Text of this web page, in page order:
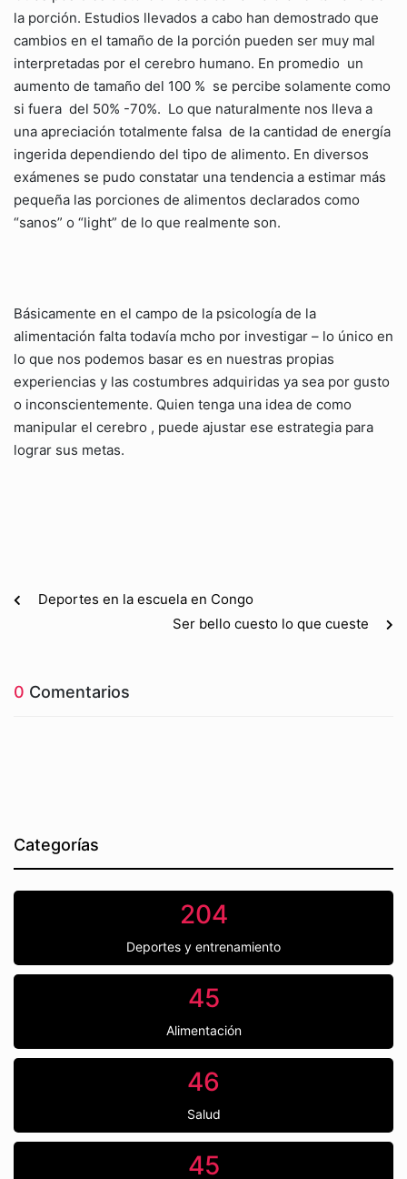
la porción. Estudios llevados a cabo han demostrado que
cambios en el tamaño de la porción pueden ser muy mal
interpretadas por el cerebro humano. En promedio un
aumento de tamaño del 100 % se percibe solamente como
si fuera del 50% -70%. Lo que naturalmente nos lleva a
una apreciación totalmente falsa de la cantidad de energía
ingerida dependiendo del tipo de alimento. En diversos
exámenes se pudo constatar una tendencia a estimar más
pequeña las porciones de alimentos declarados como
“sanos” o “light” de lo que realmente son.
Básicamente en el campo de la psicología de la
alimentación falta todavía mcho por investigar – lo único en
lo que nos podemos basar es en nuestras propias
experiencias y las costumbres adquiridas ya sea por gusto
o inconscientemente. Quien tenga una idea de como
manipular el cerebro , puede ajustar ese estrategia para
lograr sus metas.
Deportes en la escuela en Congo
Ser bello cuesto lo que cueste
0 Comentarios
Categorías
204
Deportes y entrenamiento
45
Alimentación
46
Salud
45